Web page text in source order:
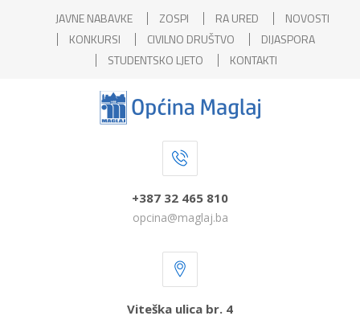
JAVNE NABAVKE ZOSPI RA URED
NOVOSTI
KONKURSI
CIVILNO DRUŠTVO
DIJASPORA
STUDENTSKO LJETO
KONTAKTI
+387 32 465 810
opcina@maglaj.ba
Viteška ulica br. 4